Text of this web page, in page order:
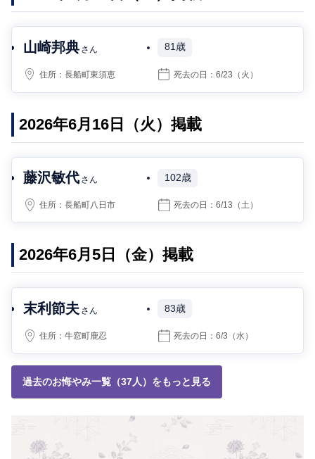
山崎邦典 さん 81歳
住所：長船町東須恵 死去の日：6/23 （火）
2026年6月16日（火）掲載
藤沢敏代 さん 102歳
住所：長船町八日市 死去の日：6/13 （土）
2026年6月5日（金）掲載
末利節夫 さん 83歳
住所：牛窓町鹿忍 死去の日：6/3 （水）
過去のお悔やみ一覧（37人）をもっと見る